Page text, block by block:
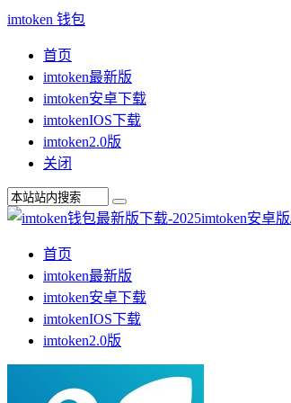
imtoken 钱包
首页
imtoken最新版
imtoken安卓下载
imtokenIOS下载
imtoken2.0版
关闭
首页
imtoken最新版
imtoken安卓下载
imtokenIOS下载
imtoken2.0版